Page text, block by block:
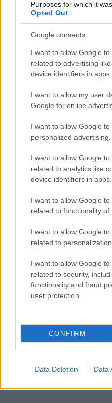
Purposes for which it
Opted Out
Google consents
I want to allow Google
related to advertising
device identifiers in apps.
I want to allow my user
Google for online
I want to allow Google to
personalized advertising.
I want to allow Google
related to analytics like
device identifiers in apps.
I want to allow Google
related to functionality of
I want to allow Google
related to personalization.
I want to allow Google
related to security,
functionality and fraud
user protection.
CONFIRM
Data Deletion Data
Hogy unalmas a
hülyegyerek tudja?
Hányszor, hányan
Mennyi tetőig saras,
autó jön szembe
az opcionális
-ily módon azonnal
ritkán tizenéves
Estig dolgozom,
szemeim tudják
használja
retinámat a légteret
"tuningégő".
mivel tisztában
végigtöröljem egy
Mert látni és látszani
oMm